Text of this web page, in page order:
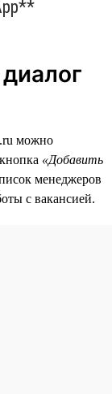
можно
«Добавить
менеджеров
с вакансией.